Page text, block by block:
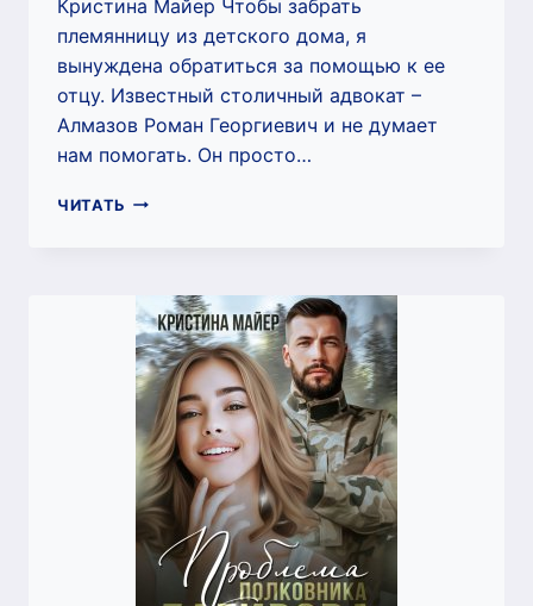
Кристина Майер Чтобы забрать
племянницу из детского дома, я
вынуждена обратиться за помощью к ее
отцу. Известный столичный адвокат –
Алмазов Роман Георгиевич и не думает
нам помогать. Он просто…
ЧИТАТЬ СТО